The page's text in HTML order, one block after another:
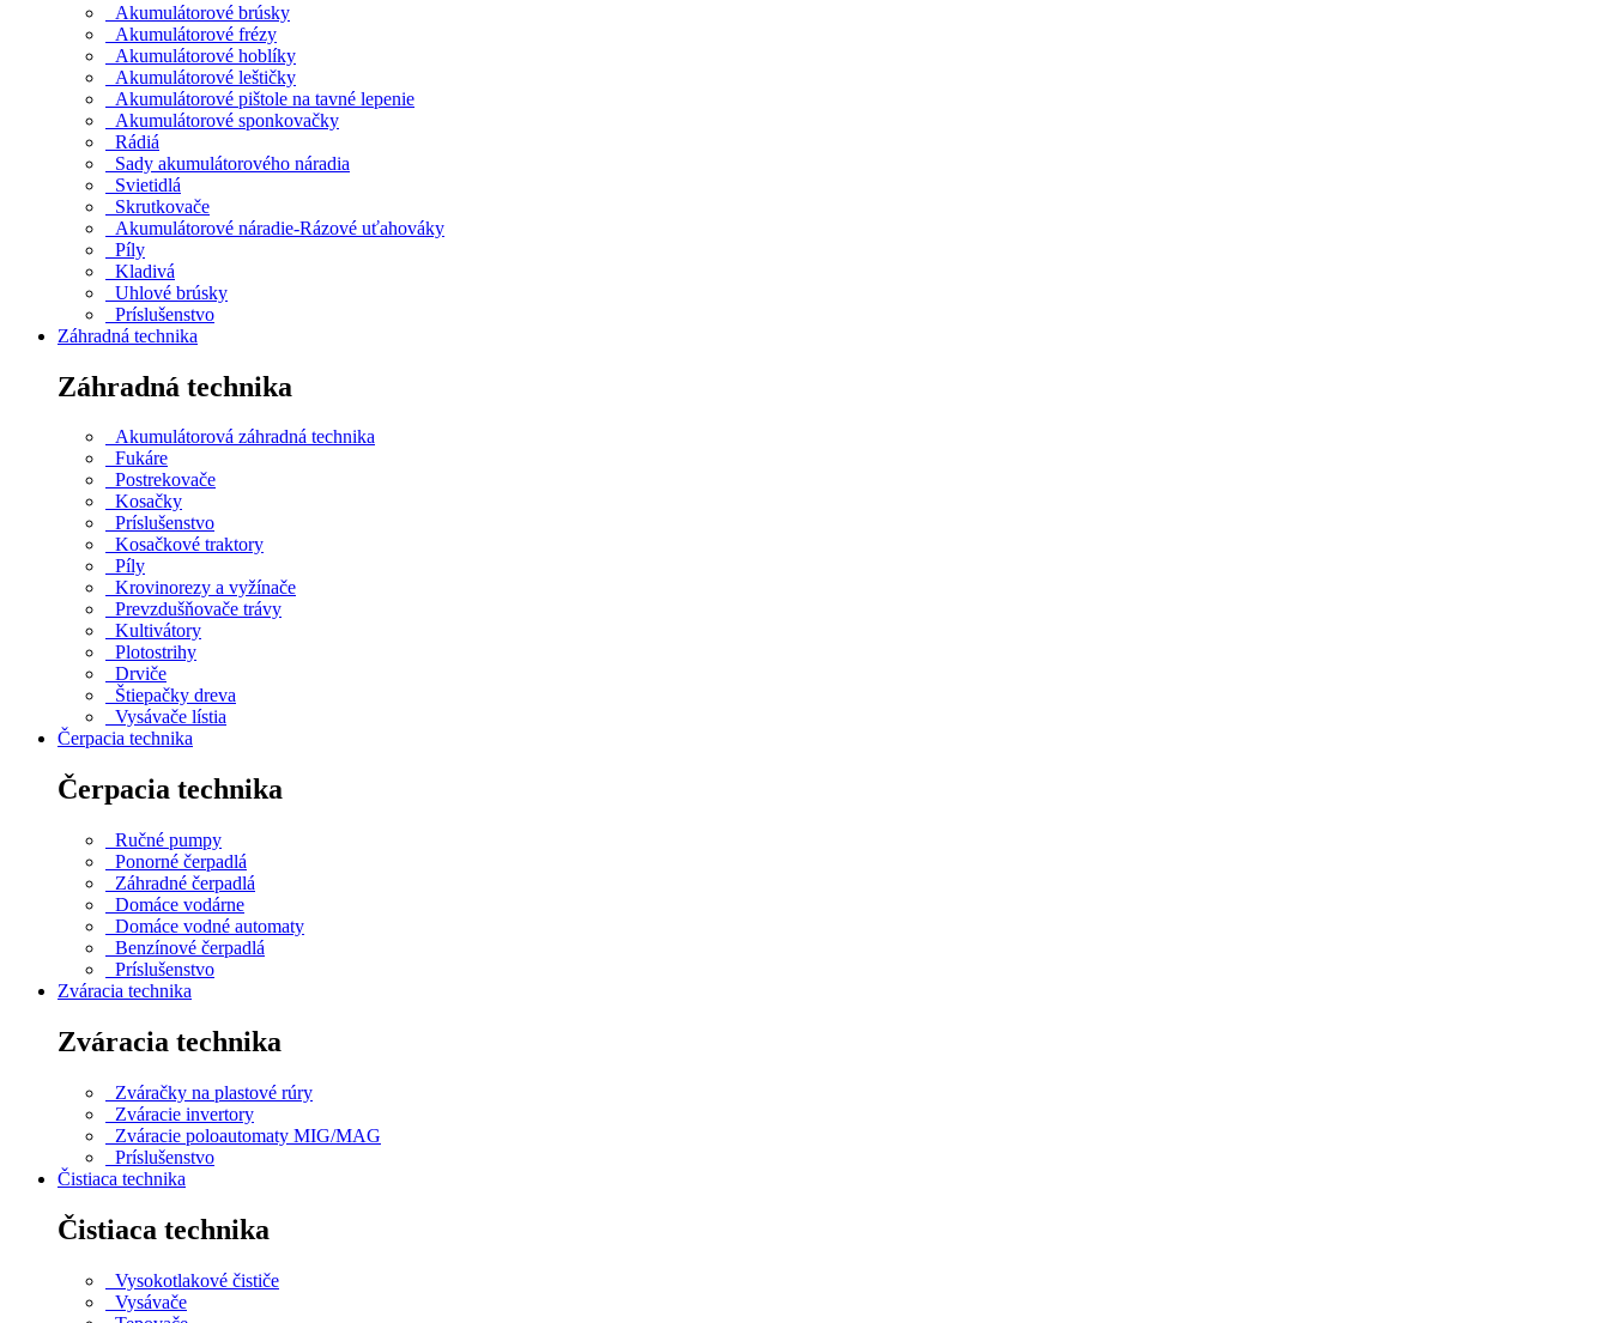
Akumulátorové brúsky
Akumulátorové frézy
Akumulátorové hoblíky
Akumulátorové leštičky
Akumulátorové pištole na tavné lepenie
Akumulátorové sponkovačky
Rádiá
Sady akumulátorového náradia
Svietidlá
Skrutkovače
Akumulátorové náradie-Rázové uťahováky
Píly
Kladivá
Uhlové brúsky
Príslušenstvo
Záhradná technika
Záhradná technika
Akumulátorová záhradná technika
Fukáre
Postrekovače
Kosačky
Príslušenstvo
Kosačkové traktory
Píly
Krovinorezy a vyžínače
Prevzdušňovače trávy
Kultivátory
Plotostrihy
Drviče
Štiepačky dreva
Vysávače lístia
Čerpacia technika
Čerpacia technika
Ručné pumpy
Ponorné čerpadlá
Záhradné čerpadlá
Domáce vodárne
Domáce vodné automaty
Benzínové čerpadlá
Príslušenstvo
Zváracia technika
Zváracia technika
Zváračky na plastové rúry
Zváracie invertory
Zváracie poloautomaty MIG/MAG
Príslušenstvo
Čistiaca technika
Čistiaca technika
Vysokotlakové čističe
Vysávače